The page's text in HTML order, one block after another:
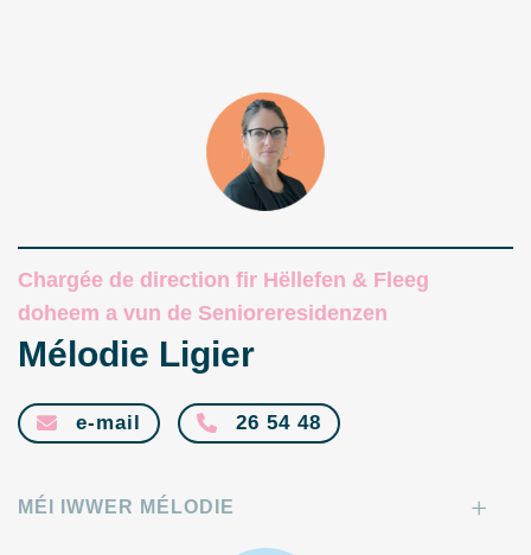
Chargée de direction fir Hëllefen & Fleeg
doheem a vun de Senioreresidenzen
Mélodie Ligier
e-mail 26 54 48
MÉI IWWER MÉLODIE